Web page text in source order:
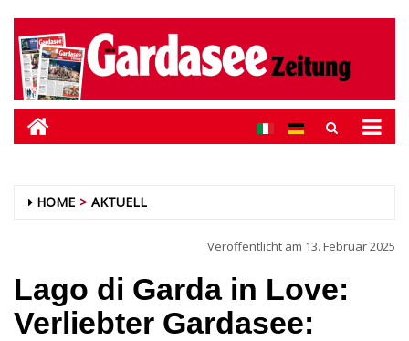
HOME AKTUELL
Veröffentlicht am 13. Februar 2025
Lago di Garda in Love:
Verliebter Gardasee: